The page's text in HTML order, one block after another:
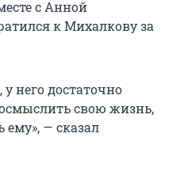
с Анной
к Михалкову за
него достаточно
свою жизнь,
ему», — сказал